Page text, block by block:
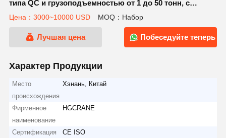
типа QC и грузоподъемностью от 1 до 50 тонн, с
регулировкой скорости
Цена：3000~10000 USD MOQ：Набор
Лучшая цена Побеседуйте теперь
Характер Продукции
Место
происхождения
Хэнань, Китай
Фирменное
наименование
HGCRANE
Сертификация
CE ISO